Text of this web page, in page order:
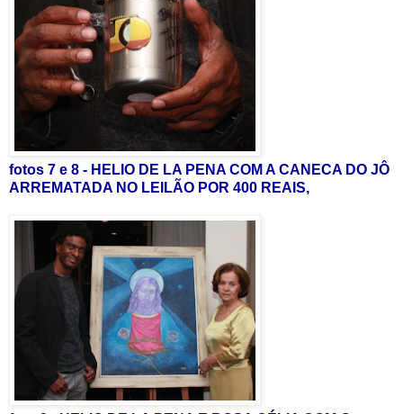
fotos 7 e 8 - HELIO DE LA PENA COM A CANECA DO JÔ
ARREMATADA NO LEILÃO POR 400 REAIS,